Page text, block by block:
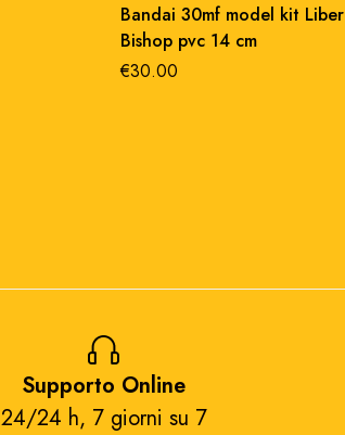
Bandai 30mf model kit Liber
Bishop pvc 14 cm
€30.00
Supporto Online
24/24 h, 7 giorni su 7​